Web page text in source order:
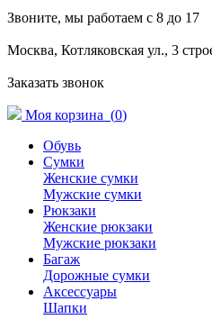
Звоните, мы работаем с 8 до 17
Москва, Котляковская ул., 3
Заказать звонок
Моя корзина (0)
Обувь
Сумки
Женские сумки
Мужские сумки
Рюкзаки
Женские рюкзаки
Мужские рюкзаки
Багаж
Дорожные сумки
Аксессуары
Шапки